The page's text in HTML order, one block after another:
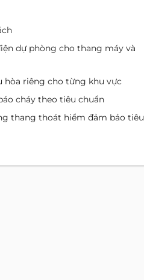
dự phòng cho thang máy và
hòa riêng cho từng khu vực
cháy theo tiêu chuẩn
thang thoát hiểm đảm bảo tiêu